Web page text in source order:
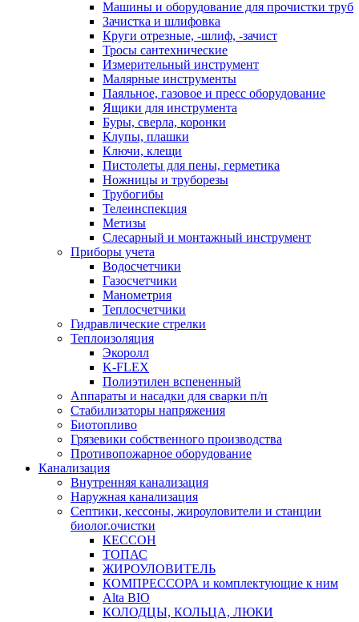
Машины и оборудование для прочистки труб
Зачистка и шлифовка
Круги отрезные, -шлиф, -зачист
Тросы сантехнические
Измерительный инструмент
Малярные инструменты
Паяльное, газовое и пресс оборудование
Ящики для инструмента
Буры, сверла, коронки
Клупы, плашки
Ключи, клещи
Пистолеты для пены, герметика
Ножницы и труборезы
Трубогибы
Телеинспекция
Метизы
Слесарный и монтажный инструмент
Приборы учета
Водосчетчики
Газосчетчики
Манометрия
Теплосчетчики
Гидравлические стрелки
Теплоизоляция
Экоролл
K-FLEX
Полиэтилен вспененный
Аппараты и насадки для сварки п/п
Стабилизаторы напряжения
Биотопливо
Грязевики собственного производства
Противопожарное оборудование
Канализация
Внутренняя канализация
Наружная канализация
Септики, кессоны, жироуловители и станции
биолог.очистки
КЕССОН
ТОПАС
ЖИРОУЛОВИТЕЛЬ
КОМПРЕССОРА и комплектующие к ним
Alta BIO
КОЛОДЦЫ, КОЛЬЦА, ЛЮКИ